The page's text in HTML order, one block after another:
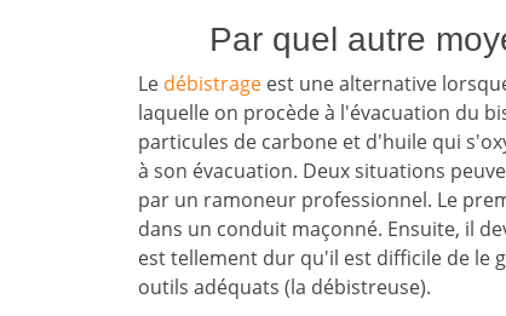
Par quel autre
Le débistrage est une alternative
laquelle on procède à l'évacuation du
particules de carbone et d'huile qui
à son évacuation. Deux situations
par un ramoneur professionnel. Le
dans un conduit maçonné. Ensuite, il
est tellement dur qu'il est difficile de le
outils adéquats (la débistreuse).